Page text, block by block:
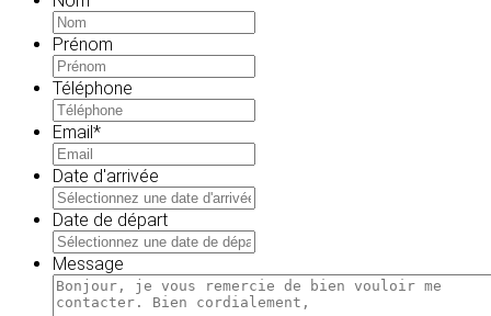
Prénom
Téléphone
Email*
Date d'arrivée
JJ
slash
AAAA
Date de départ
JJ
slash
Message